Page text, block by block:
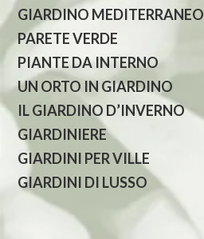
GIARDINO MEDITERRANEO
PARETE VERDE
PIANTE DA INTERNO
UN ORTO IN GIARDINO
IL GIARDINO D’INVERNO
GIARDINIERE
GIARDINI PER VILLE
GIARDINI DI LUSSO